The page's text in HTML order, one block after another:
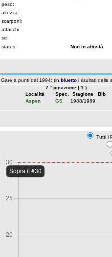
peso:
altezza:
scarponi:
attacchi:
sci:
status:
Non in attività
Gare a punti dal 1994: (in bluetto i risultati della
7 ° posizione ( 1 )
Località
Spec. Stagione
Bib
Aspen
GS 1988/1989
Tutti i